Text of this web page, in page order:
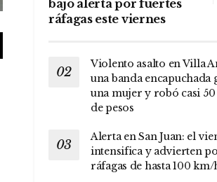
bajo alerta por fuertes
ráfagas este viernes
Violento asalto en Villa
una banda encapuchada
una mujer y robó casi
de pesos
Alerta en San Juan: el
intensifica y advierten
ráfagas de hasta 100 km/